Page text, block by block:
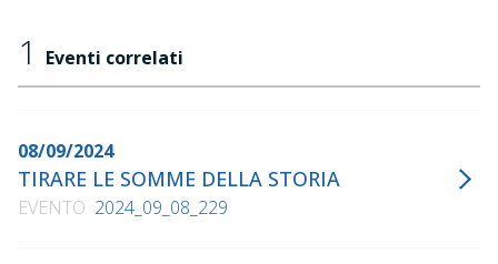
1 Eventi correlati
08/09/2024
TIRARE LE SOMME DELLA STORIA
EVENTO 2024_09_08_229